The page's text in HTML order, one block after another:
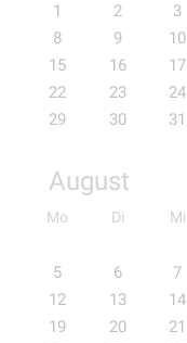
1 2 3
8
9 10
15
16 17
22
23 24
29
30 31
August
Mo Di Mi
5
6 7
12
13 14
19
20 21